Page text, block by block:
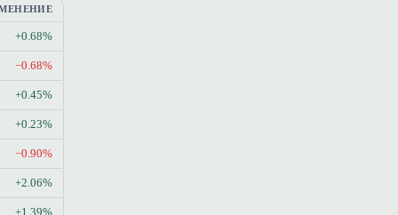
+0.68%
−0.68%
+0.45%
+0.23%
−0.90%
+2.06%
+1.39%